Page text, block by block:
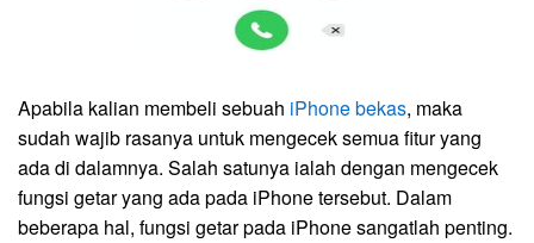
Apabila kalian membeli sebuah iPhone bekas, maka
sudah wajib rasanya untuk mengecek semua fitur yang
ada di dalamnya. Salah satunya ialah dengan mengecek
fungsi getar yang ada pada iPhone tersebut. Dalam
beberapa hal, fungsi getar pada iPhone sangatlah penting.